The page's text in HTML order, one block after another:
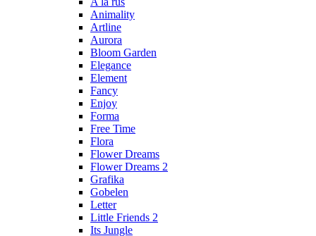
Animality
Artline
Aurora
Bloom Garden
Elegance
Element
Fancy
Enjoy
Forma
Free Time
Flora
Flower Dreams
Flower Dreams 2
Grafika
Gobelen
Letter
Little Friends 2
Its Jungle